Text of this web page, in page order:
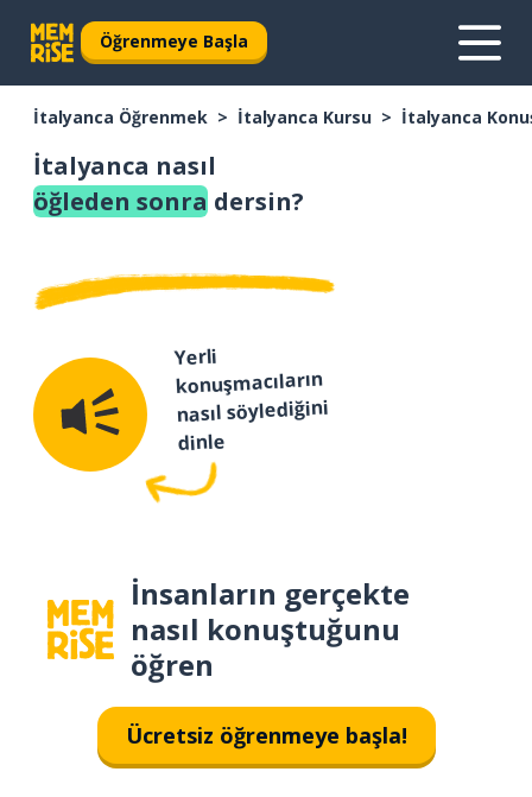
Öğrenmeye Başla
İtalyanca Öğrenmek İtalyanca Kursu İtalyanca
İtalyanca nasıl
öğleden sonra dersin?
Yerli
konuşmacıların
nasıl söylediğini
dinle
İnsanların gerçekte
nasıl konuştuğunu
öğren
Ücretsiz öğrenmeye başla!